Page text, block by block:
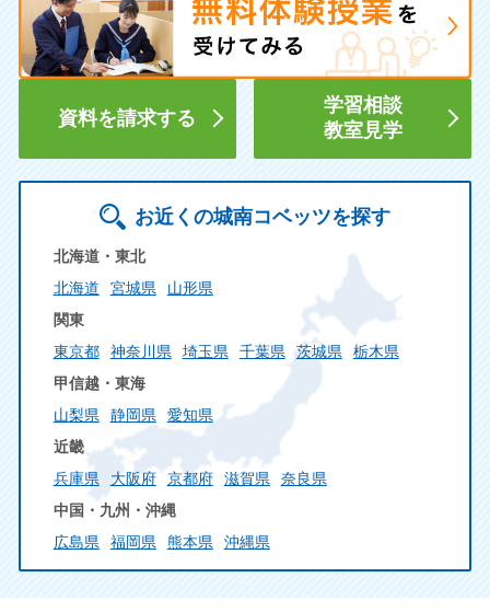
資料を請求する
学習相談
教室見学
お近くの城南コベッツを探す
北海道・東北
北海道
宮城県
山形県
関東
東京都
神奈川県 埼玉県 千葉県 茨城県
栃木県
甲信越・東海
山梨県
静岡県
愛知県
近畿
兵庫県
大阪府 京都府 滋賀県
奈良県
中国・九州・沖縄
広島県
福岡県 熊本県 沖縄県